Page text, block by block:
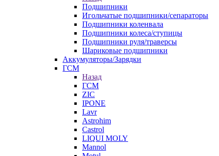
Подшипники
Игольчатые подшипники/сепараторы
Подшипники коленвала
Подшипники колеса/ступицы
Подшипники руля/траверсы
Шариковые подшипники
Аккумуляторы/Зарядки
ГСМ
Назад
ГСМ
ZIC
IPONE
Lavr
Astrohim
Castrol
LIQUI MOLY
Mannol